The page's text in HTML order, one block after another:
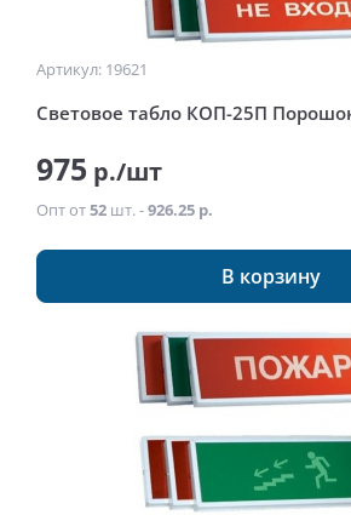
Артикул: 19621
Световое табло КОП-25П
975 р./шт
Опт от52 шт. -926.25 р.
В корзину